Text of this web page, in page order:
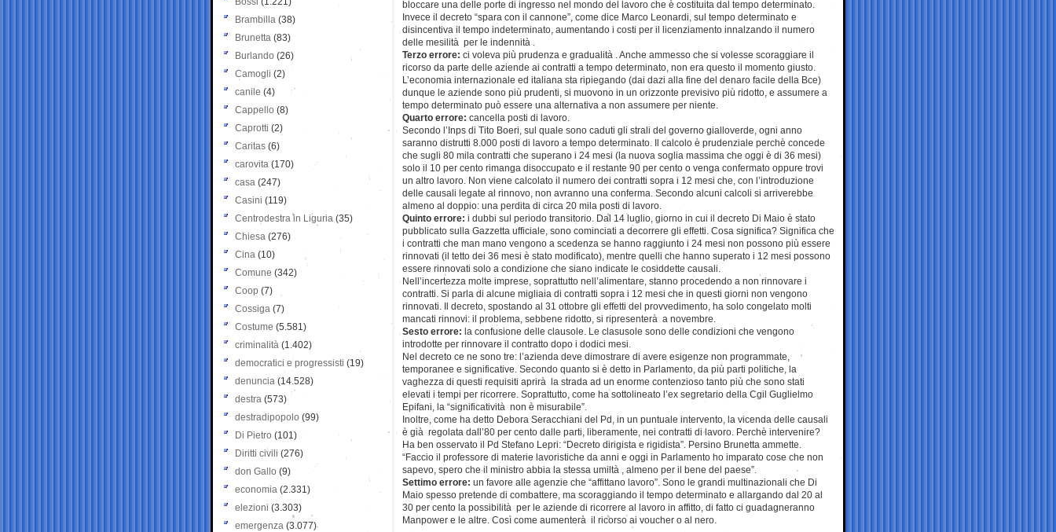
bloccare una delle porte di ingresso nel mondo del lavoro che è costituita dal tempo determinato.
Invece il decreto “spara con il cannone”, come dice Marco Leonardi, sul tempo determinato e
disincentiva il tempo indeterminato, aumentando i costi per il licenziamento innalzando il numero
delle mesilità per le indennità .
Terzo errore: ci voleva più prudenza e gradualità . Anche ammesso che si volesse scoraggiare il
ricorso da parte delle aziende ai contratti a tempo determinato, non era questo il momento giusto.
L’economia internazionale ed italiana sta ripiegando (dai dazi alla fine del denaro facile della Bce)
dunque le aziende sono più prudenti, si muovono in un orizzonte previsivo più ridotto, e assumere a
tempo determinato può essere una alternativa a non assumere per niente.
Quarto errore: cancella posti di lavoro.
Secondo l’Inps di Tito Boeri, sul quale sono caduti gli strali del governo gialloverde, ogni anno
saranno distrutti 8.000 posti di lavoro a tempo determinato. Il calcolo è prudenziale perchè concede
che sugli 80 mila contratti che superano i 24 mesi (la nuova soglia massima che oggi è di 36 mesi)
solo il 10 per cento rimanga disoccupato e il restante 90 per cento o venga confermato oppure trovi
un altro lavoro. Non viene calcolato il numero dei contratti sopra i 12 mesi che, con l’introduzione
delle causali legate al rinnovo, non avranno una conferma. Secondo alcuni calcoli si arriverebbe
almeno al doppio: una perdita di circa 20 mila posti di lavoro.
Quinto errore: i dubbi sul periodo transitorio. Dal 14 luglio, giorno in cui il decreto Di Maio è stato
pubblicato sulla Gazzetta ufficiale, sono cominciati a decorrere gli effetti. Cosa significa? Significa che
i contratti che man mano vengono a scedenza se hanno raggiunto i 24 mesi non possono più essere
rinnovati (il tetto dei 36 mesi è stato modificato), mentre quelli che hanno superato i 12 mesi possono
essere rinnovati solo a condizione che siano indicate le cosiddette causali.
Nell’incertezza molte imprese, soprattutto nell’alimentare, stanno procedendo a non rinnovare i
contratti. Si parla di alcune migliaia di contratti sopra i 12 mesi che in questi giorni non vengono
rinnovati. Il decreto, spostando al 31 ottobre gli effetti del provvedimento, ha solo congelato molti
mancati rinnovi: il problema, sebbene ridotto, si ripresenterà a novembre.
Sesto errore: la confusione delle clausole. Le clasusole sono delle condizioni che vengono
introdotte per rinnovare il contratto dopo i dodici mesi.
Nel decreto ce ne sono tre: l’azienda deve dimostrare di avere esigenze non programmate,
temporanee e significative. Secondo quanto si è detto in Parlamento, da più parti politiche, la
vaghezza di questi requisiti aprirà la strada ad un enorme contenzioso tanto più che sono stati
elevati i tempi per ricorrere. Soprattutto, come ha sottolineato l’ex segretario della Cgil Guglielmo
Epifani, la “significatività non è misurabile”.
Inoltre, come ha detto Debora Seracchiani del Pd, in un puntuale intervento, la vicenda delle causali
è già regolata dall’80 per cento dalle parti, liberamente, nei contratti di lavoro. Perchè intervenire?
Ha ben osservato il Pd Stefano Lepri: “Decreto dirigista e rigidista”. Persino Brunetta ammette.
“Faccio il professore di materie lavoristiche da anni e oggi in Parlamento ho imparato cose che non
sapevo, spero che il ministro abbia la stessa umiltà , almeno per il bene del paese”.
Settimo errore: un favore alle agenzie che “affittano lavoro”. Sono le grandi multinazionali che Di
Maio spesso pretende di combattere, ma scoraggiando il tempo determinato e allargando dal 20 al
30 per cento la possibilità per le aziende di ricorrere al lavoro in affitto, di fatto ci guadagneranno
Manpower e le altre. Così come aumenterà il ricorso ai voucher o al nero.
Brambilla (38)
Brunetta (83)
Burlando (26)
Camogli (2)
canile (4)
Cappello (8)
Caprotti (2)
Caritas (6)
carovita (170)
casa (247)
Casini (119)
Centrodestra in Liguria (35)
Chiesa (276)
Cina (10)
Comune (342)
Coop (7)
Cossiga (7)
Costume (5.581)
criminalità (1.402)
democratici e progressisti (19)
denuncia (14.528)
destra (573)
destradipopolo (99)
Di Pietro (101)
Diritti civili (276)
don Gallo (9)
economia (2.331)
elezioni (3.303)
emergenza (3.077)